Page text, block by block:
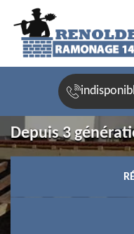
Depuis 3